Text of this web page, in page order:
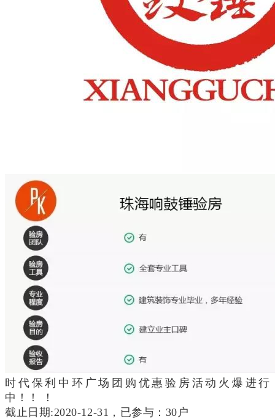
时代保利中环广场 团购优惠验房活动火爆进行
中！！ ！
截止日期:2020-12-31，已参与：30户